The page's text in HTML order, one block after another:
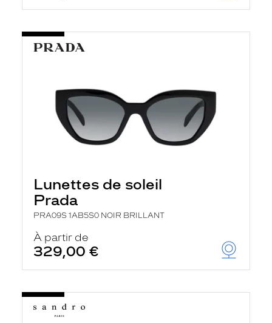
Lunettes de soleil
Prada
PRA09S 1AB5S0 NOIR BRILLANT
À partir de
329,00 €